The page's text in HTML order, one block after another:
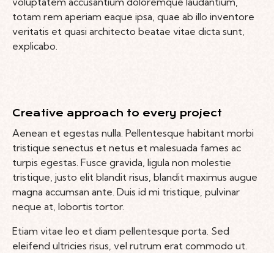
totam rem aperiam eaque ipsa, quae ab illo inventore
veritatis et quasi architecto beatae vitae dicta sunt,
explicabo.
Creative approach to every project
Aenean et egestas nulla. Pellentesque habitant morbi
tristique senectus et netus et malesuada fames ac
turpis egestas. Fusce gravida, ligula non molestie
tristique, justo elit blandit risus, blandit maximus augue
magna accumsan ante. Duis id mi tristique, pulvinar
neque at, lobortis tortor.
Etiam vitae leo et diam pellentesque porta. Sed
eleifend ultricies risus, vel rutrum erat commodo ut.